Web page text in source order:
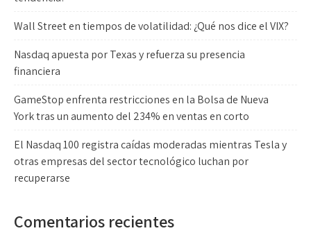
Wall Street en tiempos de volatilidad: ¿Qué nos dice el VIX?
Nasdaq apuesta por Texas y refuerza su presencia
financiera
GameStop enfrenta restricciones en la Bolsa de Nueva
York tras un aumento del 234% en ventas en corto
El Nasdaq 100 registra caídas moderadas mientras Tesla y
otras empresas del sector tecnológico luchan por
recuperarse
Comentarios recientes